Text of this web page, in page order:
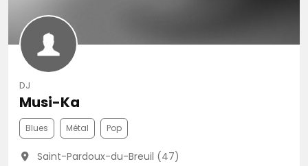
DJ
Musi-Ka
Blues Métal Pop
Saint-Pardoux-du-Breuil (47)